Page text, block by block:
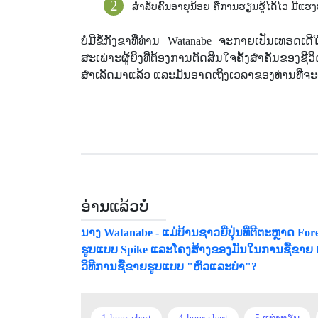
ສໍາລັບຄົນອາຍຸນ້ອຍ ຄືການຮຽນຮູ້ໄດ້ໄວ ມີແຮ
ບໍ່ມີຂໍ້ກັງຂາທີ່ທ່ານ Watanabe ຈະກາຍເປັນເທຣ
ສະເພ່າະຜູ້ຍິງທີ່ຕ້ອງການຕັດສິນໃຈຄັ້ງສໍາຄັນຂອງຊີ
ສໍາເລັດມາແລ້ວ ແລະມັນອາດເຖິງເວລາຂອງທ່ານທີ່ຈະ
ອ່ານແລ້ວບໍ່
ນາງ Watanabe - ແມ່ບ້ານຊາວຍີ່ປຸ່ນທີ່ຕີຕະຫຼາດ
ຮູບແບບ Spike ແລະໂຄງສ້າງຂອງມັນໃນການຊື້ຂາຍ
ວິທີການຊື້ຂາຍຮູບແບບ "ຫົວແລະບ່າ"?